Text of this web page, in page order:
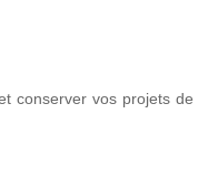
conserver vos projets de